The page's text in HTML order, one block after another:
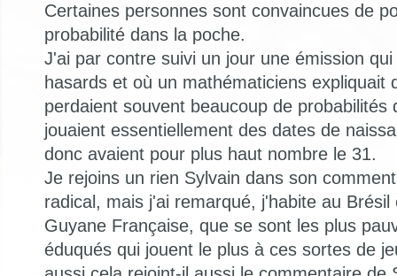
Certaines personnes sont convaincues de
probabilité dans la poche.
J'ai par contre suivi un jour une émission
hasards et où un mathématiciens expliquait
perdaient souvent beaucoup de probabilités
jouaient essentiellement des dates de
donc avaient pour plus haut nombre le 31.
Je rejoins un rien Sylvain dans son
radical, mais j'ai remarqué, j'habite au Brésil
Guyane Française, que se sont les plus
éduqués qui jouent le plus à ces sortes de